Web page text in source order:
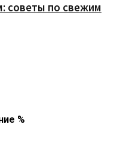
советы по свежим
%